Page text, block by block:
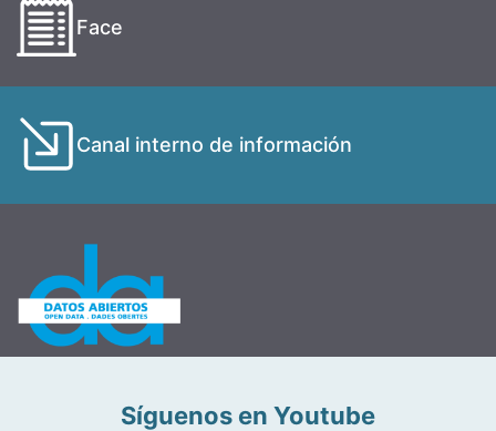
Face
Canal interno de información
Síguenos en Youtube